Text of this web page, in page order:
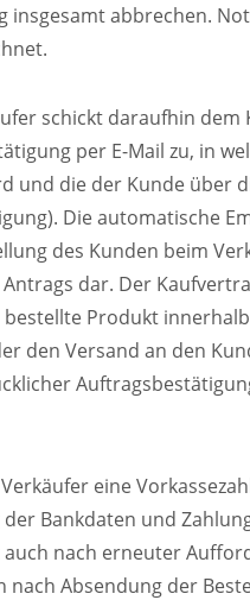
insgesamt abbrechen.
schickt daraufhin
per E-Mail zu, in
und die der Kunde über
Die automatische
des Kunden beim
dar. Der
Produkt
den Versand an den
eine
Bankdaten und
nach erneuter
nach Absendung der